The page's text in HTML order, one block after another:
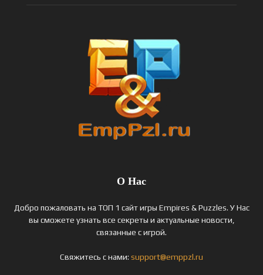
О Нас
Добро пожаловать на ТОП 1 сайт игры Empires & Puzzles. У Нас
вы сможете узнать все секреты и актуальные новости,
связанные с игрой.
Свяжитесь с нами: support@emppzl.ru